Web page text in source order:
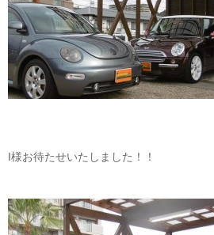
I様お待たせいたしました！！